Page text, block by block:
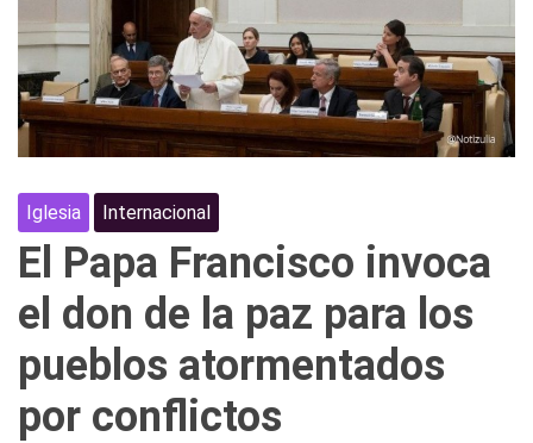
Iglesia Internacional
El Papa Francisco invoca
el don de la paz para los
pueblos atormentados
por conflictos